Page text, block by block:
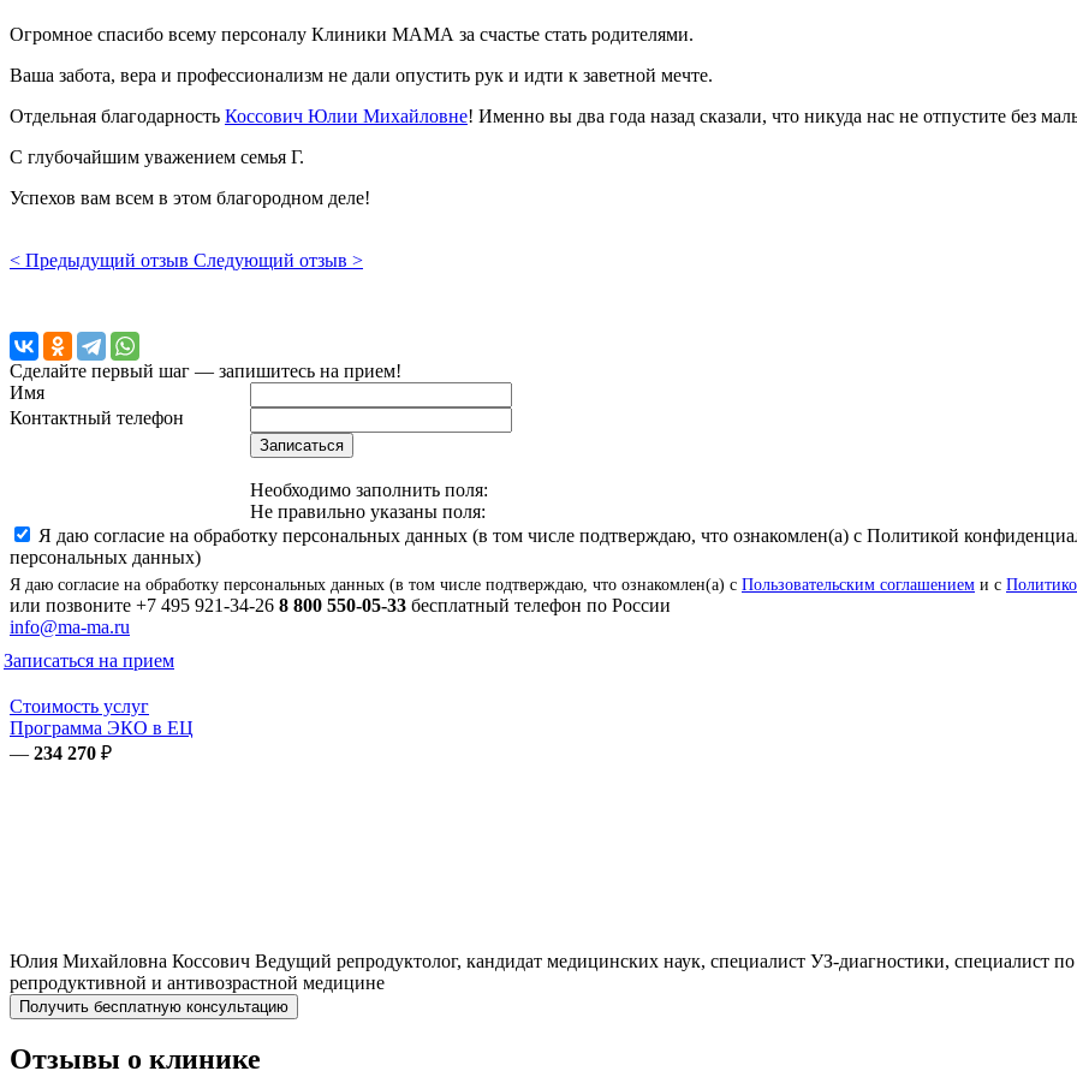
Огромное спасибо всему персоналу Клиники МАМА за счастье стать родителями.
Ваша забота, вера и профессионализм не дали опустить рук и идти к заветной мечте.
Отдельная благодарность Коссович Юлии Михайловне! Именно вы два года назад сказали, что никуда нас не отпустите без
С глубочайшим уважением семья Г.
Успехов вам всем в этом благородном деле!
< Предыдущий отзыв Следующий отзыв >
Сделайте первый шаг — запишитесь на прием!
Имя
Контактный телефон
Записаться
Необходимо заполнить поля:
Не правильно указаны поля:
Я даю согласие на обработку персональных данных (в том числе подтверждаю, что ознакомлен(а) с Политикой
персональных данных)
Я даю согласие на обработку персональных данных (в том числе подтверждаю, что ознакомлен(а) с Пользовательским соглашением и с
или позвоните +7 495 921-34-26 8 800 550-05-33 бесплатный телефон по России
info@ma-ma.ru
Записаться на прием
Стоимость услуг
Программа ЭКО в ЕЦ
— 234 270 ₽
Юлия Михайловна Коссович Ведущий репродуктолог, кандидат медицинских наук, специалист УЗ-диагностики, специалист
репродуктивной и антивозрастной медицине
Получить бесплатную консультацию
Отзывы о клинике